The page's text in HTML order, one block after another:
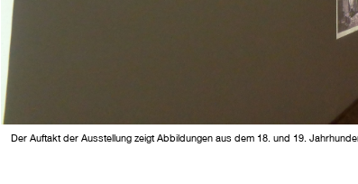
Der Auftakt der Ausstellung zeigt Abbildungen aus dem 18. und 19.